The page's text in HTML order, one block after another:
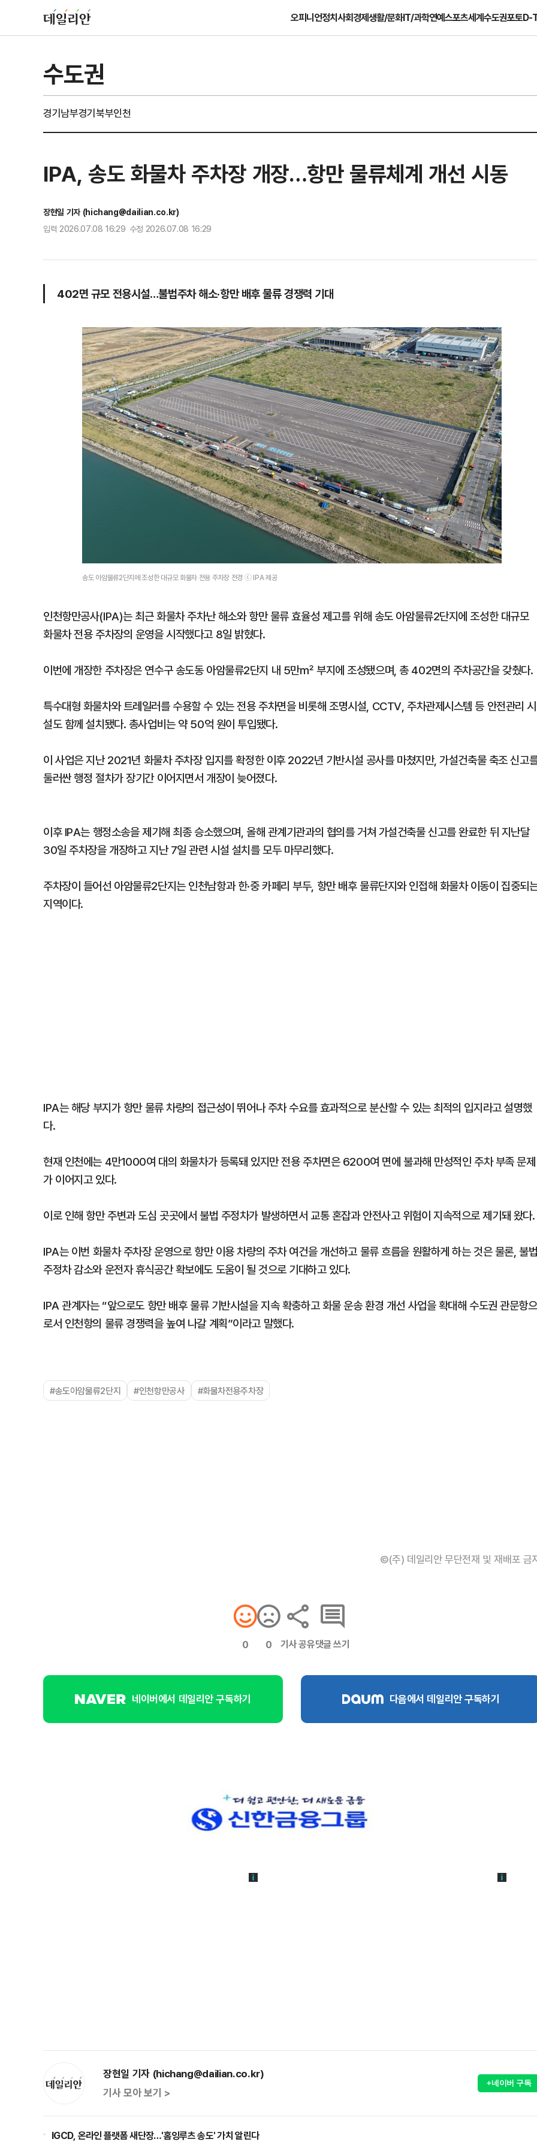
오피니언정치사회경제생활/문화IT/과학연예스포츠세계수도권포토D-
수도권
경기남부경기북부인천
IPA, 송도 화물차 주차장 개장…항만 물류체계 개선 시동
장현일 기자 (hichang@dailian.co.kr)
입력 2026.07.08 16:29 수정 2026.07.08 16:29
402면 규모 전용시설…불법주차 해소·항만 배후 물류 경쟁력 기대
송도 아암물류2단지에 조성한 대규모 화물차 전용 주차장 전경 ⓒ IPA 제공
인천항만공사(IPA)는 최근 화물차 주차난 해소와 항만 물류 효율성 제고를 위해 송도 아암물류2단지에 조성한 대규모
화물차 전용 주차장의 운영을 시작했다고 8일 밝혔다.
이번에 개장한 주차장은 연수구 송도동 아암물류2단지 내 5만㎡ 부지에 조성됐으며, 총 402면의 주차공간을 갖췄다.
특수대형 화물차와 트레일러를 수용할 수 있는 전용 주차면을 비롯해 조명시설, CCTV, 주차관제시스템 등 안전관리 시
설도 함께 설치됐다. 총사업비는 약 50억 원이 투입됐다.
이 사업은 지난 2021년 화물차 주차장 입지를 확정한 이후 2022년 기반시설 공사를 마쳤지만, 가설건축물 축조 신고
둘러싼 행정 절차가 장기간 이어지면서 개장이 늦어졌다.
이후 IPA는 행정소송을 제기해 최종 승소했으며, 올해 관계기관과의 협의를 거쳐 가설건축물 신고를 완료한 뒤 지난달
30일 주차장을 개장하고 지난 7일 관련 시설 설치를 모두 마무리했다.
주차장이 들어선 아암물류2단지는 인천남항과 한·중 카페리 부두, 항만 배후 물류단지와 인접해 화물차 이동이 집중되
지역이다.
IPA는 해당 부지가 항만 물류 차량의 접근성이 뛰어나 주차 수요를 효과적으로 분산할 수 있는 최적의 입지라고 설명했
다.
현재 인천에는 4만1000여 대의 화물차가 등록돼 있지만 전용 주차면은 6200여 면에 불과해 만성적인 주차 부족 문제
가 이어지고 있다.
이로 인해 항만 주변과 도심 곳곳에서 불법 주정차가 발생하면서 교통 혼잡과 안전사고 위험이 지속적으로 제기돼 왔다.
IPA는 이번 화물차 주차장 운영으로 항만 이용 차량의 주차 여건을 개선하고 물류 흐름을 원활하게 하는 것은 물론, 불
주정차 감소와 운전자 휴식공간 확보에도 도움이 될 것으로 기대하고 있다.
IPA 관계자는 “앞으로도 항만 배후 물류 기반시설을 지속 확충하고 화물 운송 환경 개선 사업을 확대해 수도권 관문항으
로서 인천항의 물류 경쟁력을 높여 나갈 계획”이라고 말했다.
#송도아암물류2단지 #인천항만공사 #화물차전용주차장
©(주) 데일리안 무단전재 및 재배포 금
0 0 기사 공유댓글 쓰기
네이버에서 데일리안 구독하기 다음에서 데일리안 구독하기
장현일 기자 (hichang@dailian.co.kr)
기사 모아 보기 >
+네이버 구독
IGCD, 온라인 플랫폼 새단장…'홈잉루츠 송도' 가치 알린다
1
[데일리안 오늘뉴스 종합] 축
인 심판에 성접대 의혹, 李대
지율 하락 의식했나, 삼전닉스
물, SK하이닉스 프리마켓 시
점화, 김민석 "과반 승리 가
2
李대통령, 20대 지지율 하락
나…"청년 보편적 지원 문턱
3
"약만으론 한계"…당뇨병 '시
과학자의 도전 [내일의 닥터]
4
지진에 3000만원 기부했는
日 여성...무슨 일?
5
오세훈 '여론조사비 대납' 1심
된 '민주당 돈봉투 의혹'…왜?